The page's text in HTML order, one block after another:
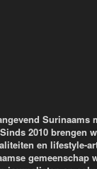
Surinaams
2010 brengen
en lifestyle-
gemeenschap